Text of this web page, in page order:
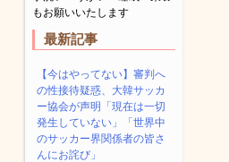
もお願いいたします
最新記事
【今はやってない】審判へ
の性接待疑惑、大韓サッカ
ー協会が声明「現在は一切
発生していない」「世界中
のサッカー界関係者の皆さ
んにお詫び」